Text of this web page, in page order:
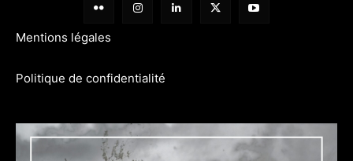
Mentions légales
Politique de confidentialité